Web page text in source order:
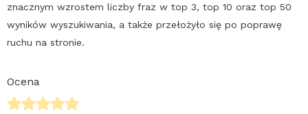
znacznym wzrostem liczby fraz w top 3, top 10 oraz top 50
wyników wyszukiwania, a także przełożyło się po poprawę
ruchu na stronie.
Ocena